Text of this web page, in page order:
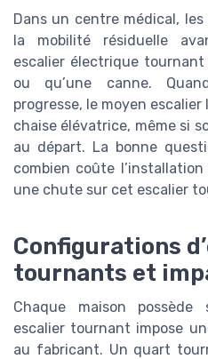
Dans un centre médical,
la mobilité résiduelle
escalier électrique
ou qu’une canne.
progresse, le moyen
chaise élévatrice, même si
au départ. La bonne
combien coûte
une chute sur cet escalier
Configurations
tournants et
Chaque maison
escalier tournant impose
au fabricant. Un quart